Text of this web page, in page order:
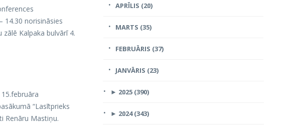
14.30 norisināsies
Kalpaka bulvārī 4.
“Lasītprieks
Renāru Mastiņu.
APRĪLIS (20)
MARTS (35)
FEBRUĀRIS (37)
JANVĀRIS (23)
► 2025 (390)
► 2024 (343)